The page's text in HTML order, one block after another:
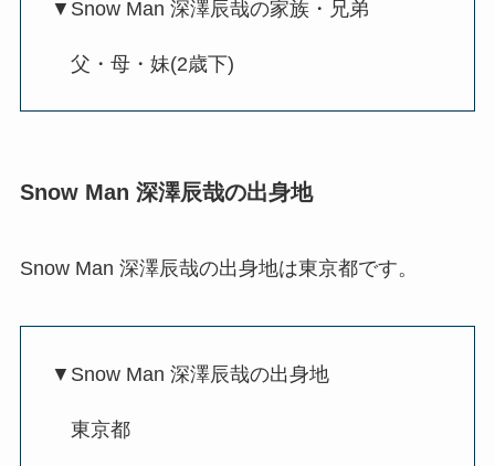
▼Snow Man 深澤辰哉の家族・兄弟
父・母・妹(2歳下)
Snow Man 深澤辰哉の出身地
Snow Man 深澤辰哉の出身地は東京都です。
▼Snow Man 深澤辰哉の出身地
東京都